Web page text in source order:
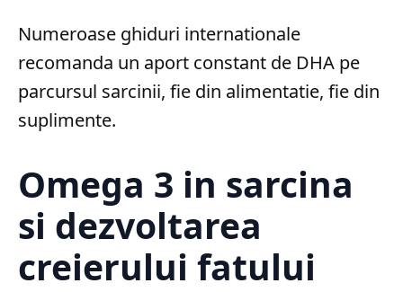
Numeroase ghiduri internationale
recomanda un aport constant de DHA pe
parcursul sarcinii, fie din alimentatie, fie din
suplimente.
Omega 3 in sarcina
si dezvoltarea
creierului fatului